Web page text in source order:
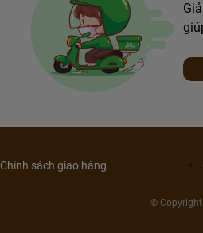
Chính sách giao hàng
©